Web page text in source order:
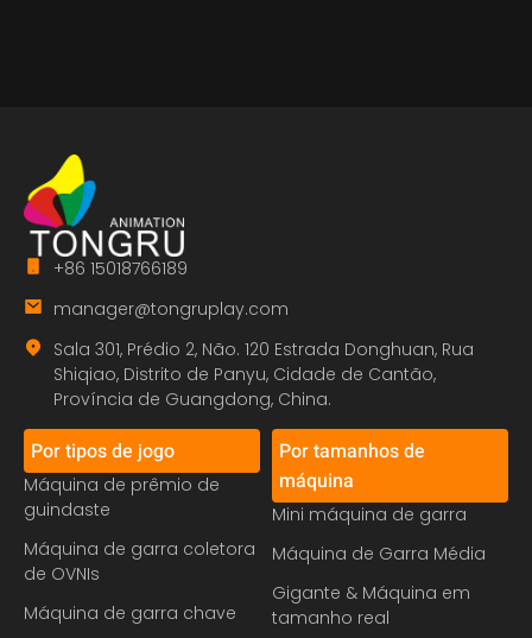
+86 15018766189
manager@tongruplay.com
Sala 301, Prédio 2, Não. 120 Estrada Donghuan, Rua
Shiqiao, Distrito de Panyu, Cidade de Cantão,
Província de Guangdong, China.
Por tipos de jogo
Máquina de prêmio de
guindaste
Máquina de garra coletora
de OVNIs
Máquina de garra chave
Por tamanhos de
máquina
Mini máquina de garra
Máquina de Garra Média
Gigante & Máquina em
tamanho real